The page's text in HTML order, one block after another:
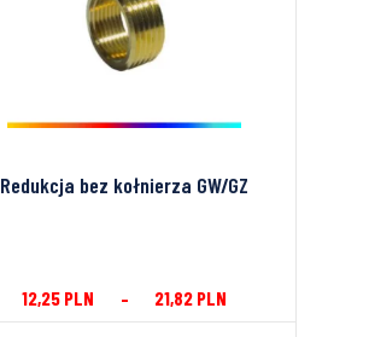
Redukcja bez kołnierza GW/GZ
12,25 PLN – 21,82 PLN